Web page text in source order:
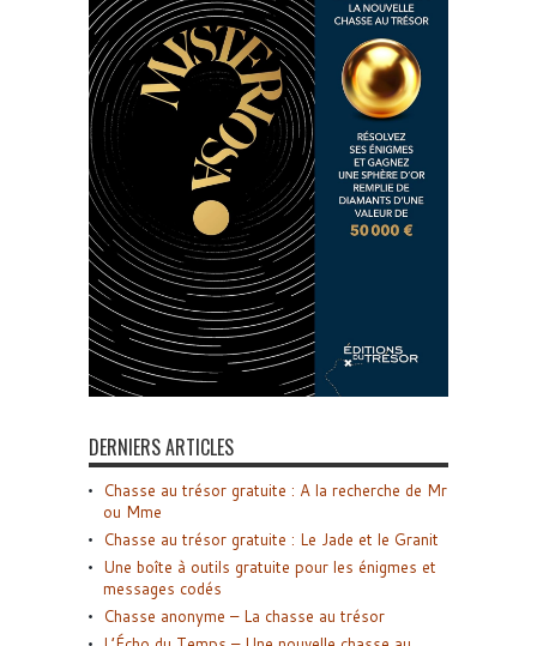
DERNIERS ARTICLES
Chasse au trésor gratuite : A la recherche de Mr
ou Mme
Chasse au trésor gratuite : Le Jade et le Granit
Une boîte à outils gratuite pour les énigmes et
messages codés
Chasse anonyme – La chasse au trésor